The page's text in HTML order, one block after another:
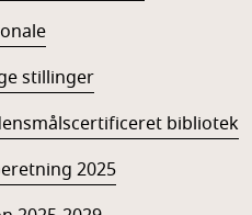
stillinger
bibliotek
2025